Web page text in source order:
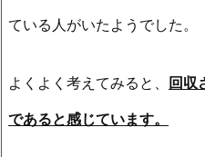
ている人がいたようでした。
よくよく考えてみると、 回収
であると感じています。